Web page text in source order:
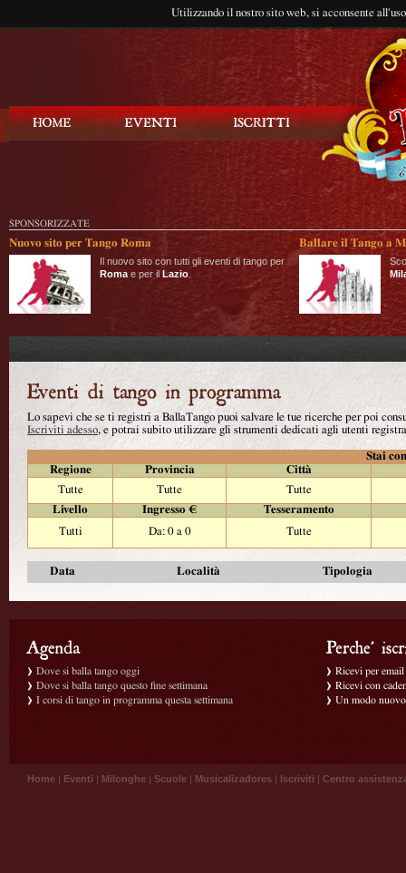
Utilizzando il nostro sito web, si acconsente
SPONSORIZZATE
Nuovo sito per Tango Roma
Il nuovo sito con tutti gli eventi di tango per
Roma e per il Lazio
Ballare il Tango a
Lo sapevi che se ti registri a BallaTango puoi salvare le tue ricerche per poi
Iscriviti adesso, e potrai subito utilizzare gli strumenti dedicati agli utenti
Stai
Regione
Provincia
Città
Tutte
Tutte
Tutte
Livello
Ingresso €
Tesseramento
Tutti
Da: 0 a 0 Tutte
Data Località Tipologia
Dove si balla tango oggi
Dove si balla tango questo fine settimana
I corsi di tango in programma questa settimana
Ricevi per
Ricevi con
Un modo
Home | Eventi | Milonghe | Scuole | Musicalizadores | Iscriviti | Centro